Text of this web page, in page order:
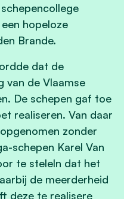
hopeloze
Brande.
dat de
van de Vlaamse
De schepen gaf toe
realiseren. Van daar
zonder
schepen Karel Van
te steleln dat het
de meerderheid
deze te realisere